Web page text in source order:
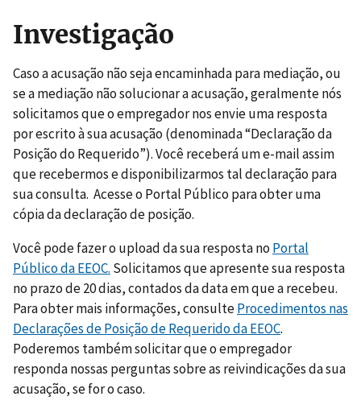
Investigação
Caso a acusação não seja encaminhada para mediação, ou
se a mediação não solucionar a acusação, geralmente nós
solicitamos que o empregador nos envie uma resposta
por escrito à sua acusação (denominada “Declaração da
Posição do Requerido”). Você receberá um e-mail assim
que recebermos e disponibilizarmos tal declaração para
sua consulta. Acesse o Portal Público para obter uma
cópia da declaração de posição.
Você pode fazer o upload da sua resposta no Portal
Público da EEOC. Solicitamos que apresente sua resposta
no prazo de 20 dias, contados da data em que a recebeu.
Para obter mais informações, consulteProcedimentos nas
Declarações de Posição de Requerido da EEOC.
Poderemos também solicitar que o empregador
responda nossas perguntas sobre as reivindicações da sua
acusação, se for o caso.